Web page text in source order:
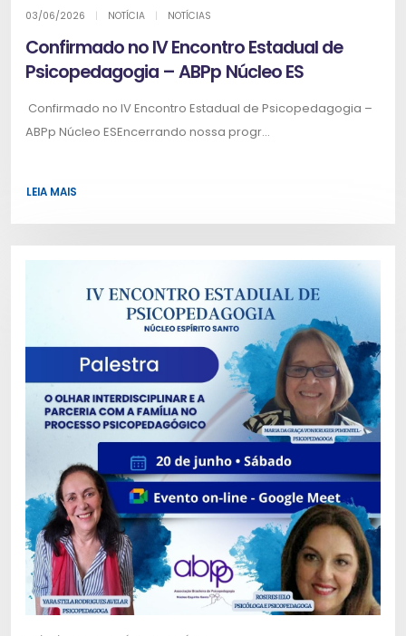
03/06/2026 NOTÍCIA NOTÍCIAS
Confirmado no IV Encontro Estadual de
Psicopedagogia – ABPp Núcleo ES
Confirmado no IV Encontro Estadual de Psicopedagogia –
ABPp Núcleo ESEncerrando nossa progr...
LEIA MAIS